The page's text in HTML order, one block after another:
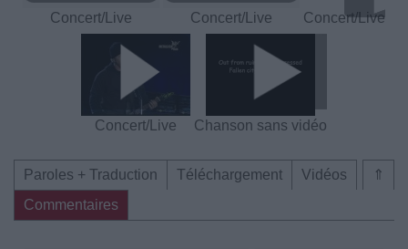
Concert/Live Concert/Live Concert/Live
Concert/Live Chanson sans vidéo
⇑
Paroles + Traduction Téléchargement
Vidéos
Commentaires